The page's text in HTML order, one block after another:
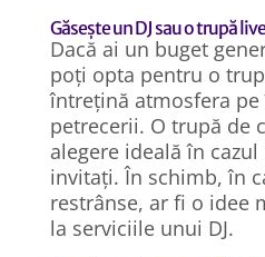
Găsește un DJ sau o trupă live
Dacă ai un buget
poți opta pentru o
întrețină atmosfera
petrecerii. O trupă de
alegere ideală în
invitați. În schimb, în
restrânse, ar fi o idee
la serviciile unui DJ.